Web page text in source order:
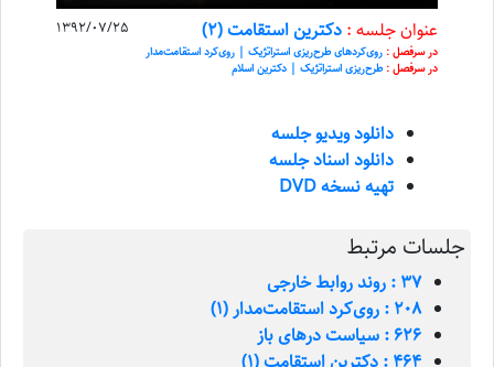
1392/07/25 عنوان جلسه : دکترین استقامت (2)
در سرفصل : روی‌کرد‌های طرح‌ریزی استراتژیک | روی‌کرد استقامت‌مدار
در سرفصل :طرح‌ریزی استراتژیک | دکترین اسلام
دانلود ویدیو جلسه
دانلود اسناد جلسه
تهیه نسخه DVD
جلسات مرتبط
37 : روند روابط خارجی
208 : روی‌کرد استقامت‌مدار (1)
626 : سیاست درهای باز